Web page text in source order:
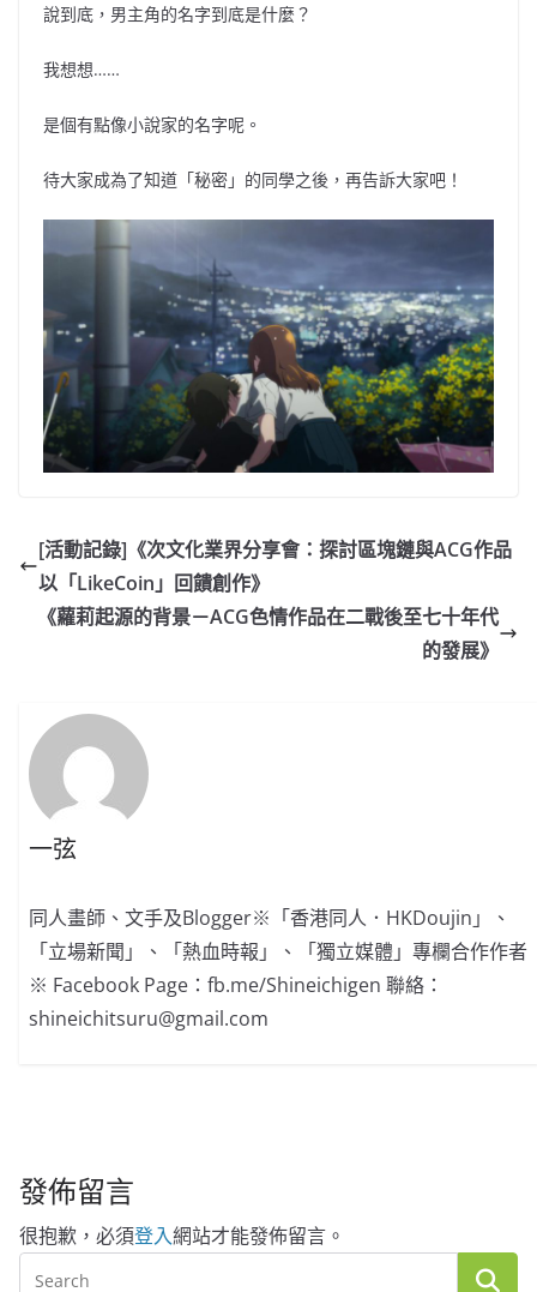
說到底，男主角的名字到底是什麼？
我想想……
是個有點像小說家的名字呢。
待大家成為了知道「秘密」的同學之後，再告訴大家吧！
[活動記錄]《次文化業界分享會：探討區塊鏈與ACG作品
以「LikeCoin」回饋創作》
《蘿莉起源的背景－ACG色情作品在二戰後至七十年代
的發展》
一弦
同人畫師、文手及Blogger※「香港同人．HKDoujin」、
「立場新聞」、「熱血時報」、「獨立媒體」專欄合作作者
※ Facebook Page：fb.me/Shineichigen 聯絡：
shineichitsuru@gmail.com
發佈留言
很抱歉，必須登入網站才能發佈留言。